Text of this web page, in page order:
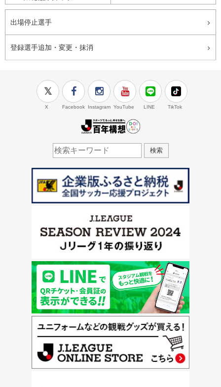
出場停止選手
登録選手追加・変更・抹消
X Facebook Instagram YouTube LINE TikTok
検索